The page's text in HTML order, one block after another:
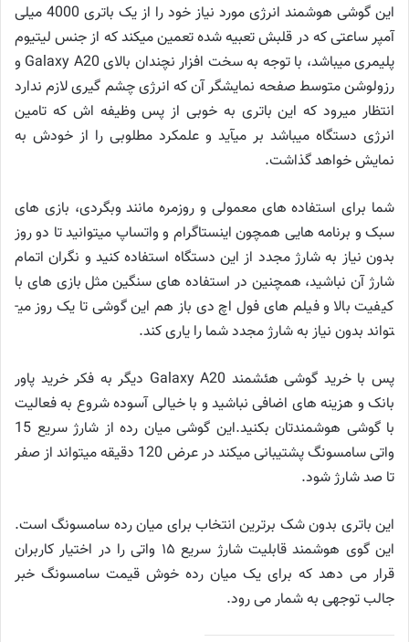
این گوشی هوشمند انرژی مورد نیاز خود را از یک باتری 4000 میلی
آمپر ساعتی که در قلبش تعبیه شده تعمین میکند که از جنس لیتیوم
پلیمری می­باشد، با توجه به سخت افزار نچندان بالای Galaxy A20 و
رزولوشن متوسط صفحه نمایشگر آن که انرژی چشم گیری لازم ندارد
انتظار می­رود که این باتری به خوبی از پس وظیفه اش که تامین
انرژی دستگاه می­باشد بر می­آید و علمکرد مطلوبی را از خودش به
نمایش خواهد گذاشت.
شما برای استفاده های معمولی و روزمره مانند وبگردی، بازی های
سبک و برنامه هایی همچون اینستاگرام و واتساپ می­توانید تا دو روز
بدون نیاز به شارژ مجدد از این دستگاه استفاده کنید و نگران اتمام
شارژ آن نباشید، همچنین در استفاده های سنگین مثل بازی های با
کیفیت بالا و فیلم های فول اچ دی باز هم این گوشی تا یک روز می­
تواند بدون نیاز به شارژ مجدد شما را یاری کند.
پس با خرید گوشی هئشمند Galaxy A20 دیگر به فکر خرید پاور
بانک و هزینه های اضافی نباشید و با خیالی آسوده شروع به فعالیت
با گوشی هوشمندتان بکنید.این گوشی میان رده از شارژ سریع 15
واتی سامسونگ پشتیبانی می­کند در عرض 120 دقیقه می­تواند از صفر
تا صد شارژ شود.
این باتری بدون شک برترین انتخاب برای میان رده سامسونگ است.
این گوی هوشمند قابلیت شارژ سریع ۱۵ واتی را در اختیار کاربران
قرار می دهد که برای یک میان رده خوش قیمت سامسونگ خبر
جالب توجهی به شمار می رود.